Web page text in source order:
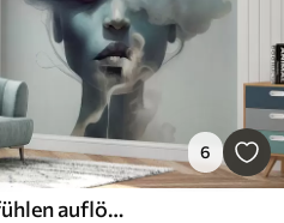
6
Fototapeten Sich in Gefühlen auflösen